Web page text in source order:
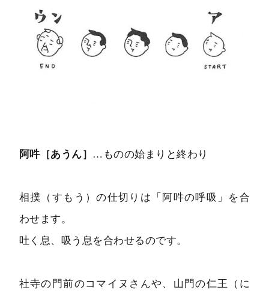
阿吽［あうん］ …ものの始まりと終わり
相撲（すもう）の仕切りは「阿吽の呼吸」を合
わせます。
吐く息、吸う息を合わせるのです。
社寺の門前のコマイヌさんや、山門の仁王（に